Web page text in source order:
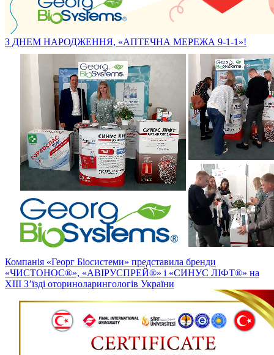
З ДНЕМ НАРОДЖЕННЯ, «АПТЕЧНА МЕРЕЖА 9-1-1»!
Компанія «Георг Біосистеми» представила бренди
«ЧИСТОНОС®», «АВІРУСПРЕЙ®» і «СИНУС ЛІФТ®» на
ХІІІ З’їзді оториноларингологів України